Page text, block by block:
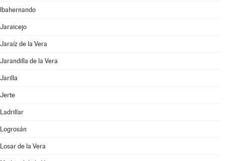
Ibahernando
Jaraicejo
Jaraíz de la Vera
Jarandilla de la Vera
Jarilla
Jerte
Ladrillar
Logrosán
Losar de la Vera